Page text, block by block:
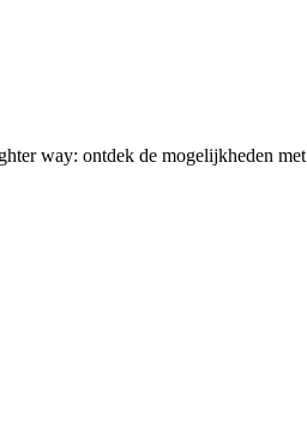
way: ontdek de mogelijkheden met